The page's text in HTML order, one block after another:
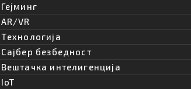
c
o
Гејминг
AR/VR
Tехнологија
Сајбер безбедност
Вештачка интелигенција
IoT